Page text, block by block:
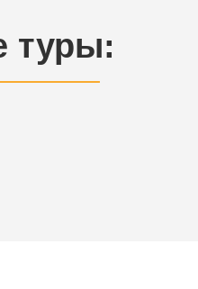
туры: